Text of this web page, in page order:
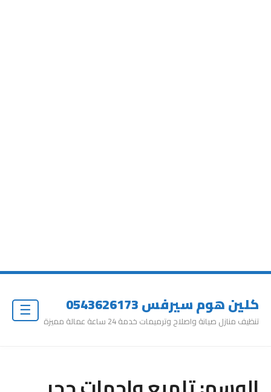
كلين هوم سيرفس 0543626173
تنظيف منازل صيانة واصلاح وترميمات خدمة 24 ساعة عمالة مميزة